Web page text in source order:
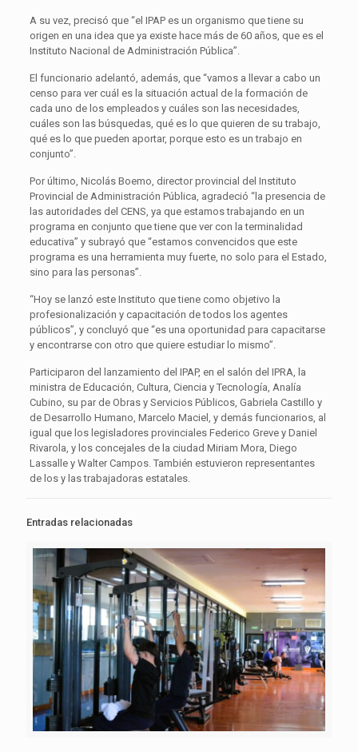
A su vez, precisó que “el IPAP es un organismo que tiene su
origen en una idea que ya existe hace más de 60 años, que es el
Instituto Nacional de Administración Pública”.
El funcionario adelantó, además, que “vamos a llevar a cabo un
censo para ver cuál es la situación actual de la formación de
cada uno de los empleados y cuáles son las necesidades,
cuáles son las búsquedas, qué es lo que quieren de su trabajo,
qué es lo que pueden aportar, porque esto es un trabajo en
conjunto”.
Por último, Nicolás Boemo, director provincial del Instituto
Provincial de Administración Pública, agradeció “la presencia de
las autoridades del CENS, ya que estamos trabajando en un
programa en conjunto que tiene que ver con la terminalidad
educativa” y subrayó que “estamos convencidos que este
programa es una herramienta muy fuerte, no solo para el Estado,
sino para las personas”.
“Hoy se lanzó este Instituto que tiene como objetivo la
profesionalización y capacitación de todos los agentes
públicos”, y concluyó que “es una oportunidad para capacitarse
y encontrarse con otro que quiere estudiar lo mismo”.
Participaron del lanzamiento del IPAP, en el salón del IPRA, la
ministra de Educación, Cultura, Ciencia y Tecnología, Analía
Cubino, su par de Obras y Servicios Públicos, Gabriela Castillo y
de Desarrollo Humano, Marcelo Maciel, y demás funcionarios, al
igual que los legisladores provinciales Federico Greve y Daniel
Rivarola, y los concejales de la ciudad Miriam Mora, Diego
Lassalle y Walter Campos. También estuvieron representantes
de los y las trabajadoras estatales.
Entradas relacionadas